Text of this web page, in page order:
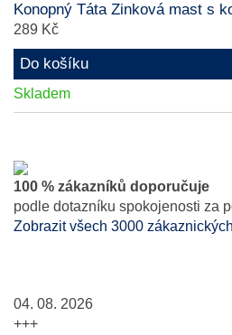
Konopný Táta Zinková mast s
289 Kč
Do košíku
Skladem
100 % zákazníků doporučuje
podle dotazníku spokojenosti za
Zobrazit všech 3000
04. 08. 2026
+++